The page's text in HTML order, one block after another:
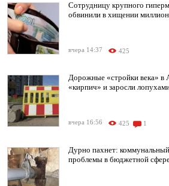
Сотрудницу крупного
обвинили в хищении
вчера 14:37 425
Дорожные «стройки века» в
«кирпич» и заросли
вчера 16:56 425 1
Дурно пахнет:
проблемы в бюджетной